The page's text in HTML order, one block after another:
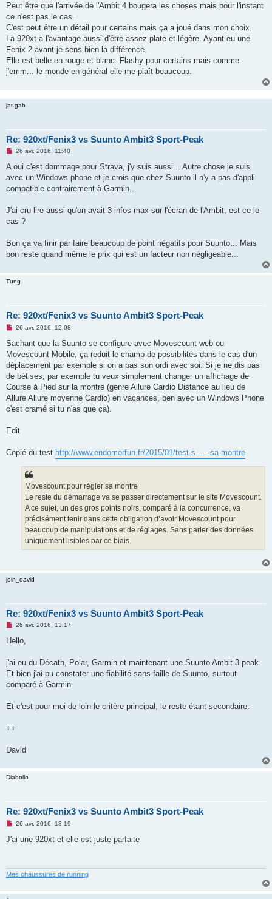
Peut être que l'arrivée de l'Ambit 4 bougera les choses mais pour l'instant
ce n'est pas le cas.
C'est peut être un détail pour certains mais ça a joué dans mon choix.
La 920xt a l'avantage aussi d'être assez plate et légère. Ayant eu une
Fenix 2 avant je sens bien la différence.
Elle est belle en rouge et blanc. Flashy pour certains mais comme
j'emm... le monde en général elle me plaît beaucoup.
jat.gab
Re: 920xt/Fenix3 vs Suunto Ambit3 Sport-Peak
M
s
a
g
o
l
26 avr. 2016, 11:40
A oui c'est dommage pour Strava, j'y suis aussi... Autre chose je suis
avec un Windows phone et je crois que chez Suunto il n'y a pas d'appli
compatible contrairement à Garmin...
J'ai cru lire aussi qu'on avait 3 infos max sur l'écran de l'Ambit, est ce le
cas ?
Bon ça va finir par faire beaucoup de point négatifs pour Suunto... Mais
bon reste quand même le prix qui est un facteur non négligeable...
Tung
Re: 920xt/Fenix3 vs Suunto Ambit3 Sport-Peak
M
s
a
g
e
n
o
l
u
26 avr. 2016, 12:08
Sachant que la Suunto se configure avec Movescount web ou
Movescount Mobile, ça reduit le champ de possibilités dans le cas d'un
déplacement par exemple si on a pas son ordi avec soi. Si je ne dis pas
de bétises, par exemple tu veux simplement changer un affichage de
Course à Pied sur la montre (genre Allure Cardio Distance au lieu de
Allure Allure moyenne Cardio) en vacances, ben avec un Windows Phone
c'est cramé si tu n'as que ça).
Edit
Copié du test http://www.endomorfun.fr/2015/01/test-s ... -sa-montre
Movescount pour régler sa montre
Le reste du démarrage va se passer directement sur le site Movescount.
A ce sujet, un des gros points noirs, comparé à la concurrence, va
précisément tenir dans cette obligation d’avoir Movescount pour
beaucoup de manipulations et de réglages. Sans parler des données
uniquement lisibles par ce biais.
join_david
Re: 920xt/Fenix3 vs Suunto Ambit3 Sport-Peak
M
s
g
n
o
u
26 avr. 2016, 13:17
Hello,
j'ai eu du Décath, Polar, Garmin et maintenant une Suunto Ambit 3 peak.
Et bien j'ai pu constater une fiabilité sans faille de Suunto, surtout
comparé à Garmin.
Et c'est pour moi de loin le critère principal, le reste étant secondaire.
++
David
Diabollo
Re: 920xt/Fenix3 vs Suunto Ambit3 Sport-Peak
M
s
n
l
26 avr. 2016, 13:19
J'ai une 920xt et elle est juste parfaite
Mes chaussures de running